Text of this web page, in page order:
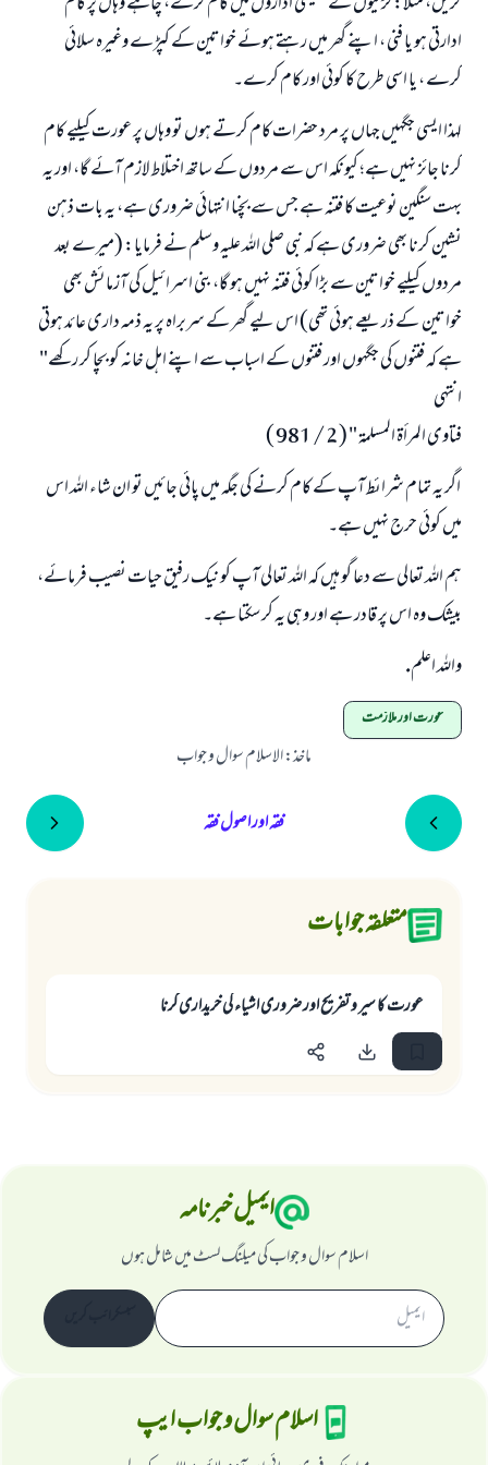
ادارتی ہو یا فنی ، اپنے گھر میں رہتے ہوئے خواتین کے کپڑے وغیرہ سلائی
کرے ، یا اسی طرح کا کوئی اور کام کرے۔
لہذا ایسی جگہیں جہاں پر مرد حضرات کام کرتے ہوں تو وہاں پر عورت کیلیے کام
کرنا جائز نہیں ہے؛ کیونکہ اس سے مردوں کے ساتھ اختلاط لازم آئے گا، اور یہ
بہت سنگین نوعیت کا فتنہ ہے جس سے بچنا انتہائی ضروری ہے، یہ بات ذہن
نشین کرنا بھی ضروری ہے کہ نبی صلی اللہ علیہ وسلم نے فرمایا: (میرے بعد
مردوں کیلیے خواتین سے بڑا کوئی فتنہ نہیں ہو گا، بنی اسرائیل کی آزمائش بھی
خواتین کے ذریعے ہوئی تھی) اس لیے گھر کے سربراہ پر یہ ذمہ داری عائد ہوتی
ہے کہ فتنوں کی جگہوں اور فتنوں کے اسباب سے اپنے اہل خانہ کو بچا کر رکھے"
انتہی
فتاوى المرأة المسلمة " ( 2 / 981 )
اگر یہ تمام شرائط آپ کے کام کرنے کی جگہ میں پائی جائیں تو ان شاء اللہ اس
میں کوئی حرج نہیں ہے۔
ہم اللہ تعالی سے دعا گو ہیں کہ اللہ تعالی آپ کو نیک رفیق حیات نصیب فرمائے،
بیشک وہ اس پر قادر ہے اور وہی یہ کر سکتا ہے۔
واللہ اعلم.
عورت اور ملازمت
ماخذ:الاسلام سوال و جواب
فقہ اور اصول فقہ
متعلقہ جوابات
عورت كا سير و تفريح اور ضرورى اشياء كى خريدارى كرنا
ایمیل خبرنامہ
اسلام سوال و جواب کی میلنگ لسٹ میں شامل ہوں
اسلام سوال و جواب ایپ